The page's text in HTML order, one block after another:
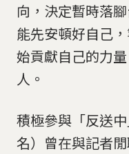
向，決定暫時落
能先安頓好自己
始貢獻自己的力
人。
積極參與「反送
名）曾在與記者